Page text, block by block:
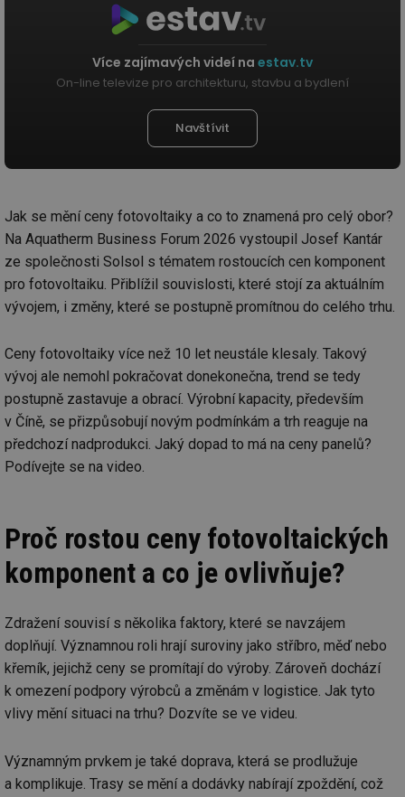
Více zajímavých videí na estav.tv
On-line televize pro architekturu, stavbu a bydlení
Navštívit
Jak se mění ceny fotovoltaiky a co to znamená pro celý obor?
Na Aquatherm Business Forum 2026 vystoupil Josef Kantár
ze společnosti Solsol s tématem rostoucích cen komponent
pro fotovoltaiku. Přiblížil souvislosti, které stojí za aktuálním
vývojem, i změny, které se postupně promítnou do celého trhu.
Ceny fotovoltaiky více než 10 let neustále klesaly. Takový
vývoj ale nemohl pokračovat donekonečna, trend se tedy
postupně zastavuje a obrací. Výrobní kapacity, především
v Číně, se přizpůsobují novým podmínkám a trh reaguje na
předchozí nadprodukci. Jaký dopad to má na ceny panelů?
Podívejte se na video.
Proč rostou ceny fotovoltaických
komponent a co je ovlivňuje?
Zdražení souvisí s několika faktory, které se navzájem
doplňují. Významnou roli hrají suroviny jako stříbro, měď nebo
křemík, jejichž ceny se promítají do výroby. Zároveň dochází
k omezení podpory výrobců a změnám v logistice. Jak tyto
vlivy mění situaci na trhu? Dozvíte se ve videu.
Významným prvkem je také doprava, která se prodlužuje
a komplikuje. Trasy se mění a dodávky nabírají zpoždění, což